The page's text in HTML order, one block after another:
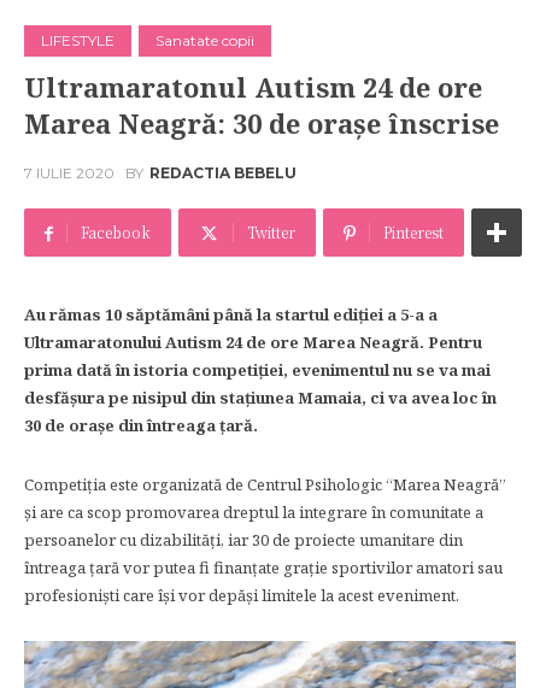
LIFESTYLE Sanatate copii
Ultramaratonul Autism 24 de ore
Marea Neagră: 30 de orașe înscrise
7 IULIE 2020 BY REDACTIA BEBELU
Facebook Twitter Pinterest
Au rămas 10 săptămâni până la startul ediției a 5-a a
Ultramaratonului Autism 24 de ore Marea Neagră. Pentru
prima dată în istoria competiției, evenimentul nu se va mai
desfășura pe nisipul din stațiunea Mamaia, ci va avea loc în
30 de orașe din întreaga țară.
Competiția este organizată de Centrul Psihologic “Marea Neagră”
și are ca scop promovarea dreptul la integrare în comunitate a
persoanelor cu dizabilități, iar 30 de proiecte umanitare din
întreaga țară vor putea fi finanțate grație sportivilor amatori sau
profesioniști care își vor depăși limitele la acest eveniment.